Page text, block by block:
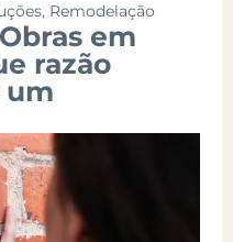
, Remodelação
em
razão
um